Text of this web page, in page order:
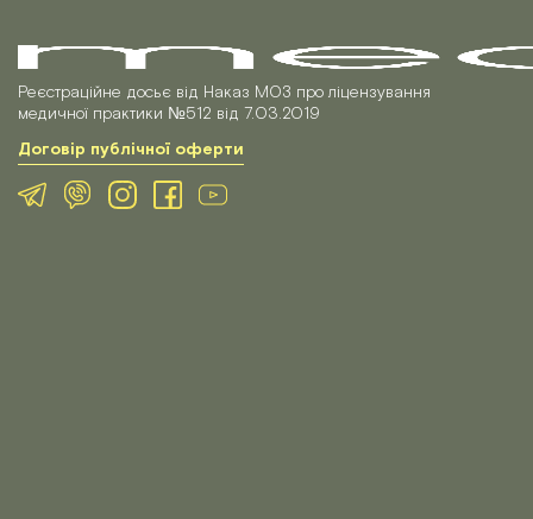
Реєстраційне досьє від Наказ МОЗ про ліцензування
медичної практики №512 від 7.03.2019
Договір публічної оферти